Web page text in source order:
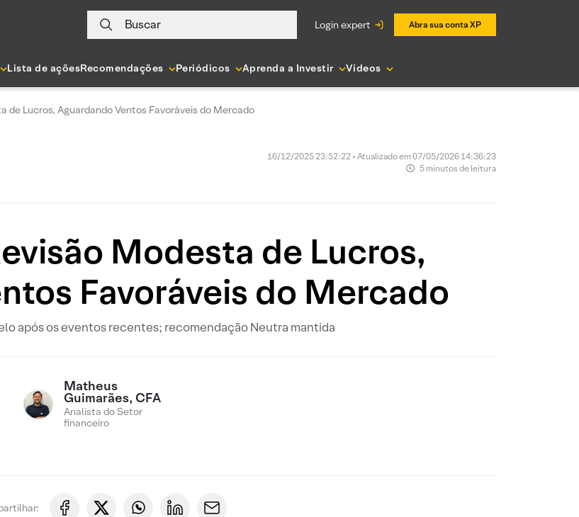
Buscar login expert Abra sua conta XP
Lista de açõesRecomendações Periódicos Aprenda a Investir Vídeos
de Lucros, Aguardando Ventos Favoráveis do Mercado
16/12/2025 23:52:22 • Atualizado em 07/05/2026 14:36:23
5 minutos de leitura
Modesta de Lucros,
Favoráveis do Mercado
após os eventos recentes; recomendação Neutra mantida
Matheus
Guimarães, CFA
Analista do Setor
financeiro